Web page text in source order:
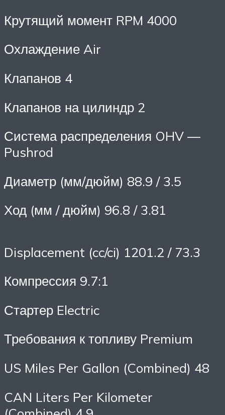
Крутящий момент RPM 4000
Охлаждение Air
Клапанов 4
Клапанов на цилиндр 2
Система распределения OHV —
Pushrod
Диаметр (мм/дюйм) 88.9 / 3.5
Ход (мм / дюйм) 96.8 / 3.81
Displacement (cc/ci) 1201.2 / 73.3
Компрессия 9.7:1
Стартер Electric
Требования к топливу Premium
US Miles Per Gallon (Combined) 48
CAN Liters Per Kilometer